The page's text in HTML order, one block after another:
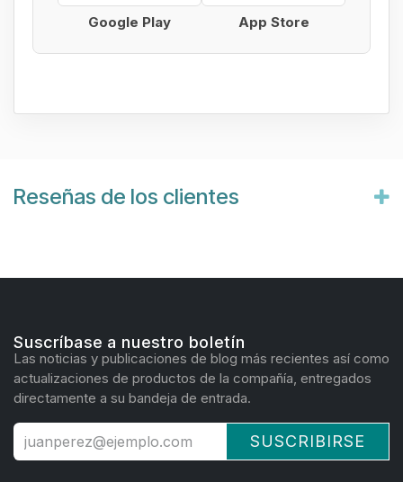
Google Play App Store
Reseñas de los clientes
Suscríbase a nuestro boletín
Las noticias y publicaciones de blog más recientes así como
actualizaciones de productos de la compañía, entregados
directamente a su bandeja de entrada.
SUSCRIBIRSE